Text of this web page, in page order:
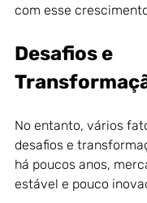
com esse
Desafios e
No entanto, vários
desafios e
há poucos anos,
estável e pouco